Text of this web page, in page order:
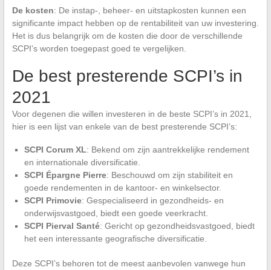
De kosten: De instap-, beheer- en uitstapkosten kunnen een
significante impact hebben op de rentabiliteit van uw investering.
Het is dus belangrijk om de kosten die door de verschillende
SCPI’s worden toegepast goed te vergelijken.
De best presterende SCPI’s in
2021
Voor degenen die willen investeren in de beste SCPI’s in 2021,
hier is een lijst van enkele van de best presterende SCPI’s:
SCPI Corum XL: Bekend om zijn aantrekkelijke rendement
en internationale diversificatie.
SCPI Épargne Pierre: Beschouwd om zijn stabiliteit en
goede rendementen in de kantoor- en winkelsector.
SCPI Primovie: Gespecialiseerd in gezondheids- en
onderwijsvastgoed, biedt een goede veerkracht.
SCPI Pierval Santé: Gericht op gezondheidsvastgoed, biedt
het een interessante geografische diversificatie.
Deze SCPI’s behoren tot de meest aanbevolen vanwege hun